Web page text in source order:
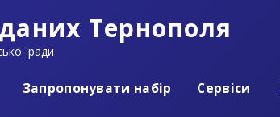
Тернополя
ради
Запропонувати набір Сервіси